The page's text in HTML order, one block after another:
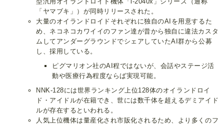
「ヤマブキ」）が同時リリースされた。
大量のオイランドロイドそれぞれに独自のAIを用意するた
め、ネコネコカワイイのファン達が昔から独自に違法カスタ
ムしてアンダーグラウンドでシェアしていたAI群から公募
し、採用している。
ピグマリオン社のAI程ではないが、会話やステージ活
動や医療行為程度ならば実現可能。
NNK-128には世界ランキング上位128体のオイランドロイ
ド・アイドルが在籍でき、世には数千体を超えるデミアイド
ルが存在するといわれる。
人気上位機体は量産化され市販化されるため、より多くのフ